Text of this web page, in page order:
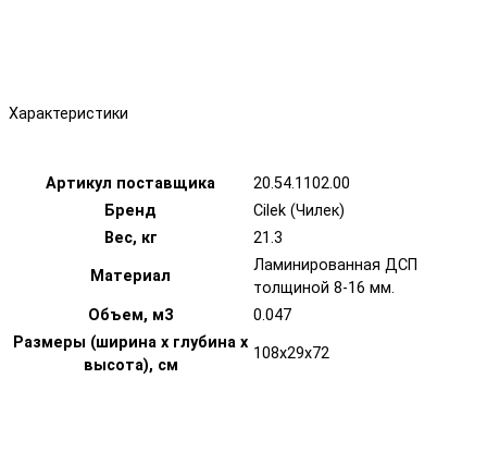
Характеристики
Артикул поставщика
20.54.1102.00
Бренд
Cilek (Чилек)
Вес, кг
21.3
Материал
Ламинированная ДСП
толщиной 8-16 мм.
Объем, м3
0.047
Размеры (ширина х глубина х
высота), см
108х29х72